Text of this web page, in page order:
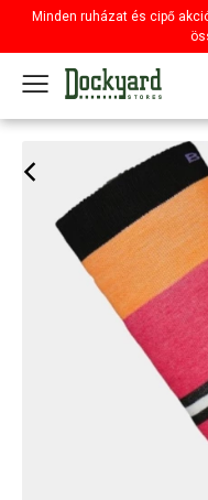
Minden ruházat és cipő